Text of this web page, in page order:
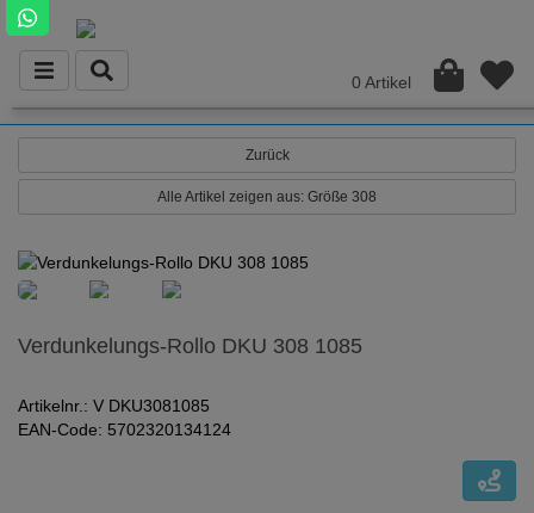
0 Artikel
Zurück
Alle Artikel zeigen aus: Größe 308
Verdunkelungs-Rollo DKU 308 1085
Artikelnr.: V DKU3081085
EAN-Code: 5702320134124